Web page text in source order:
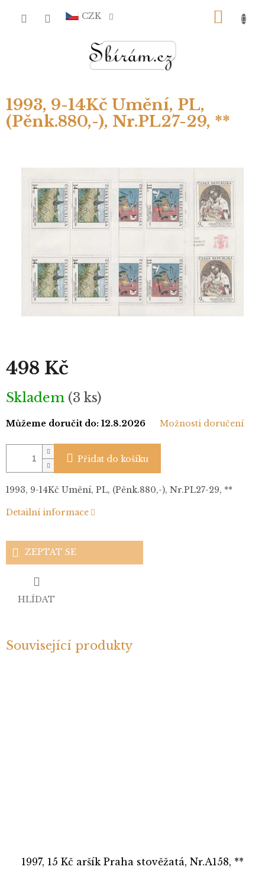
CZK
1993, 9-14Kč Umění, PL,
(Pěnk.880,-), Nr.PL27-29, **
498 Kč
Měrná
cena:
Skladem (3 ks)
Můžeme doručit do: 12.8.2026 Možnosti doručení
Přidat do košíku
1993, 9-14Kč Umění, PL, (Pěnk.880,-), Nr.PL27-29, **
Detailní informace
ZEPTAT SE
HLÍDAT
Související produkty
1997, 15 Kč aršík Praha stověžatá, Nr.A158, **